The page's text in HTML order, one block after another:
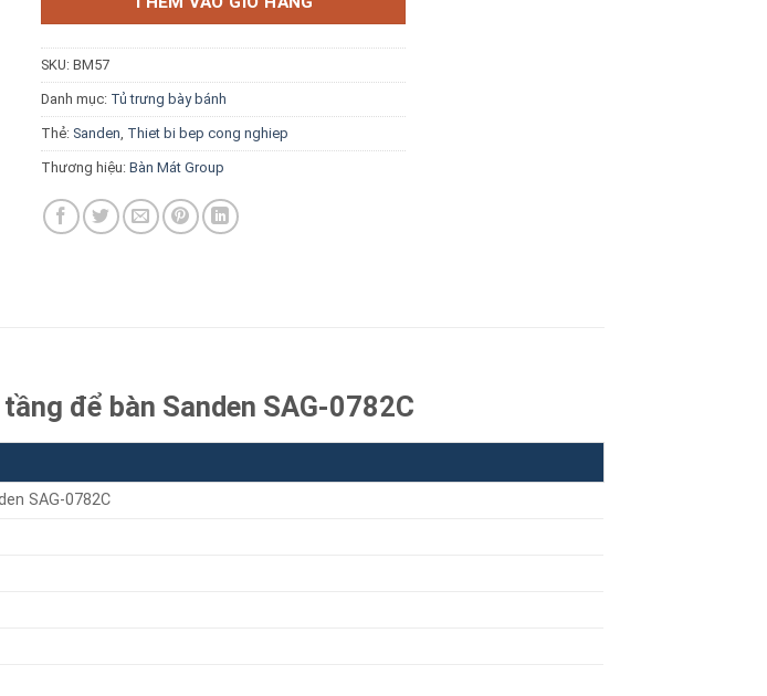
miễn phí →
SKU: BM57
Danh mục: Tủ trưng bày bánh
Thẻ: Sanden Thiet bi bep cong nghiep
Thương hiệu: Bàn Mát Group
để bàn Sanden SAG-0782C
SAG-0782C